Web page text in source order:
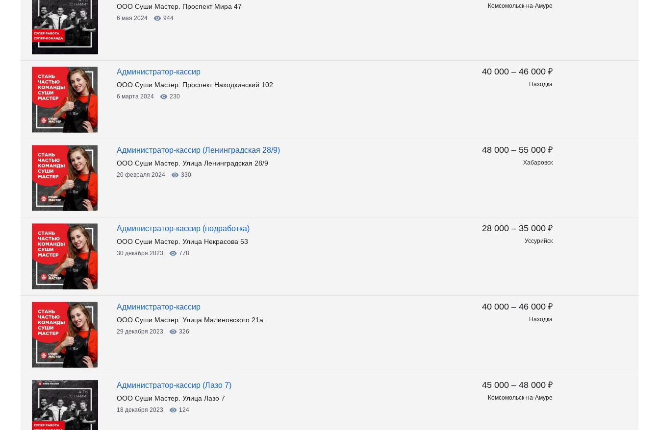
Комсомольск-на-Амуре
ООО Суши Мастер. Проспект Мира 47
6 мая 2024 944
40 000 – 46 000 ₽
Находка
Администратор-кассир
ООО Суши Мастер. Проспект Находкинский 102
6 марта 2024 230
48 000 – 55 000 ₽
Хабаровск
Администратор-кассир (Ленинградская 28/9)
ООО Суши Мастер. Улица Ленинградская 28/9
20 февраля 2024 330
28 000 – 35 000 ₽
Уссурийск
Администратор-кассир (подработка)
ООО Суши Мастер. Улица Некрасова 53
30 декабря 2023 778
40 000 – 46 000 ₽
Находка
Администратор-кассир
ООО Суши Мастер. Улица Малиновского 21а
29 декабря 2023 326
45 000 – 48 000 ₽
Комсомольск-на-Амуре
Администратор-кассир (Лазо 7)
ООО Суши Мастер. Улица Лазо 7
18 декабря 2023 124